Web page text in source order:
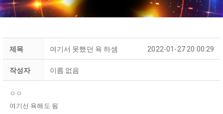
제목 여기서 못했던 욕 하셈 2022-01-27 20:00:29
작성자 이름 없음
ㅇㅇ
여기선 욕해도 됨